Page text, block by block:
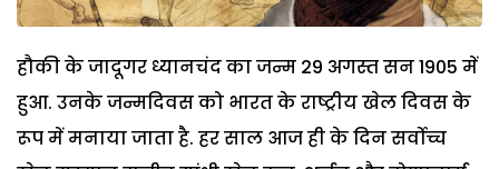
हौकी के जादूगर ध्यानचंद का जन्म 29 अगस्त सन 1905 में
हुआ. उनके जन्मदिवस को भारत के राष्ट्रीय खेल दिवस के
रूप में मनाया जाता है. हर साल आज ही के दिन सर्वोच्च